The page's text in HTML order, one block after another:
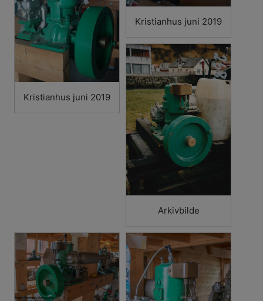
Kristianhus juni 2019
Kristianhus juni 2019
Arkivbilde